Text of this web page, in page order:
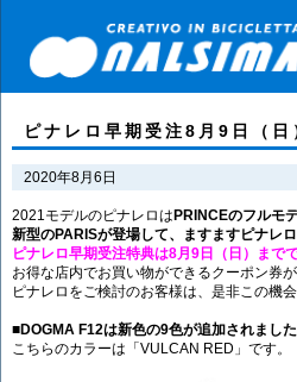
ピナレロ早期受注8月9日（日
2020年8月6日
2021モデルのピナレロは PRINCEのフルモ
新型のPARISが登場して、ますますピナレ
ピナレロ早期受注特典は8月9日（日）までで
お得な店内でお買い物ができるクーポン券が
ピナレロをご検討のお客様は、是非この機会
■DOGMA F12は新色の9色が追加されました
こちらのカラーは「VULCAN RED」です。